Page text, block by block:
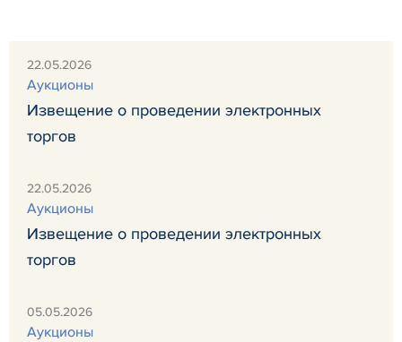
22.05.2026
Аукционы
Извещение о проведении электронных
торгов
22.05.2026
Аукционы
Извещение о проведении электронных
торгов
05.05.2026
Аукционы